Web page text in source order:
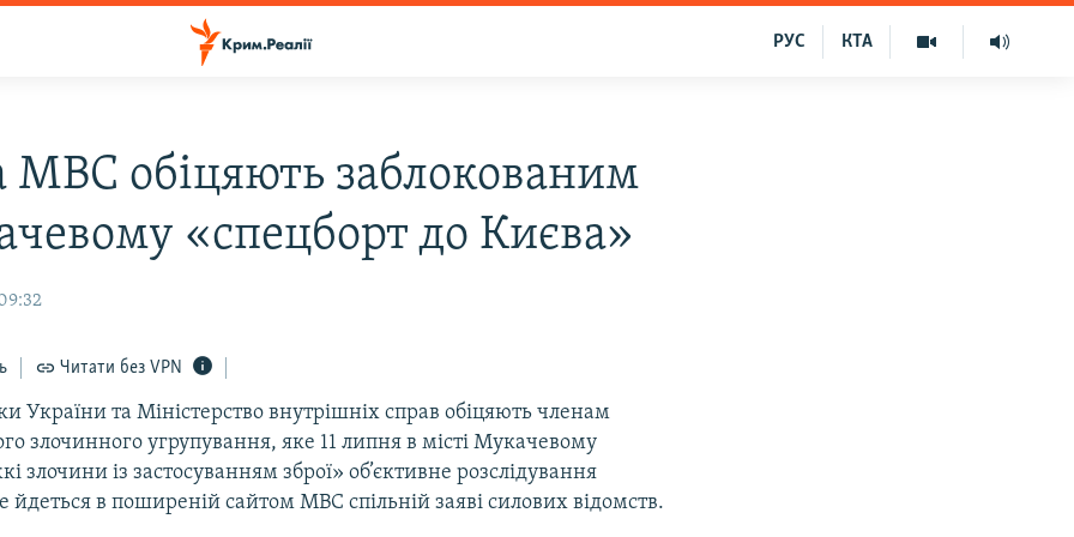
КТА
РУС
МВС обіцяють заблокованим
«спецборт до Києва»
Читати без VPN
України та Міністерство внутрішніх справ обіцяють членам
злочинного угрупування, яке 11 липня в місті Мукачевому
злочини із застосуванням зброї» об’єктивне розслідування
йдеться в поширеній сайтом МВС спільній заяві силових відомств.